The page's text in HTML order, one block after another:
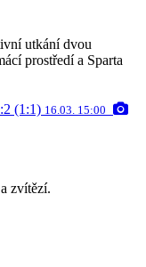
utkání dvou
prostředí a Sparta
(1:1) 16.03. 15:00
zvítězí.